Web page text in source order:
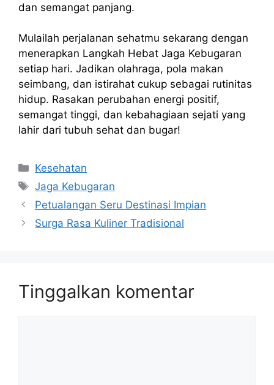
dan semangat panjang.
Mulailah perjalanan sehatmu sekarang dengan
menerapkan Langkah Hebat Jaga Kebugaran
setiap hari. Jadikan olahraga, pola makan
seimbang, dan istirahat cukup sebagai rutinitas
hidup. Rasakan perubahan energi positif,
semangat tinggi, dan kebahagiaan sejati yang
lahir dari tubuh sehat dan bugar!
Kategori
Kesehatan
Tag
Jaga Kebugaran
Petualangan Seru Destinasi Impian
Surga Rasa Kuliner Tradisional
Tinggalkan komentar